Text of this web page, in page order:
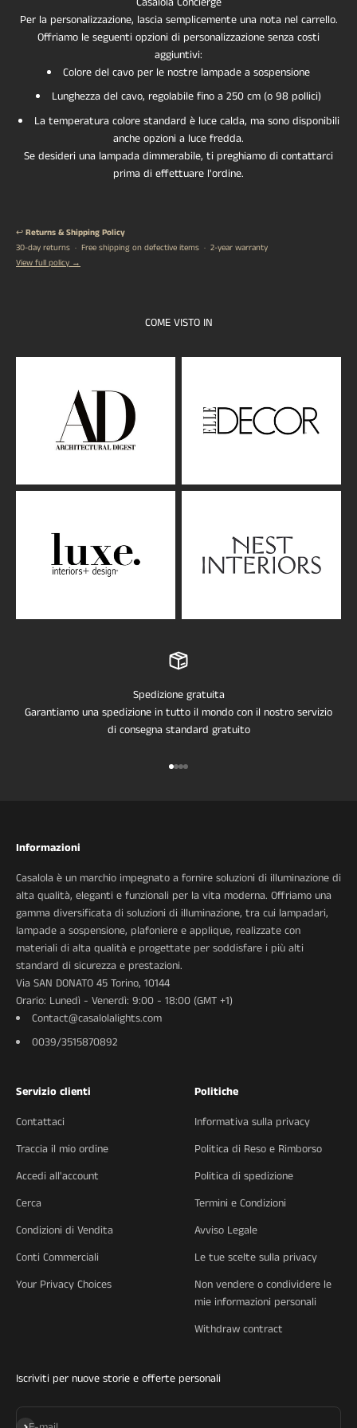
Per la personalizzazione, lascia semplicemente una nota nel carrello.
Offriamo le seguenti opzioni di personalizzazione senza costi
aggiuntivi:
Colore del cavo per le nostre lampade a sospensione
Lunghezza del cavo, regolabile fino a 250 cm (o 98 pollici)
La temperatura colore standard è luce calda, ma sono disponibili
anche opzioni a luce fredda.
Se desideri una lampada dimmerabile, ti preghiamo di contattarci
prima di effettuare l'ordine.
↩️Returns & Shipping Policy
30-day returns · Free shipping on defective items · 2-year warranty
View full policy →
COME VISTO IN
Spedizione gratuita
Garantiamo una spedizione in tutto il mondo con il nostro servizio
di consegna standard gratuito
Vai all'articolo 1
Vai all'articolo 2
Vai all'articolo 3
Vai all'articolo 4
Informazioni
Casalola è un marchio impegnato a fornire soluzioni di illuminazione di
alta qualità, eleganti e funzionali per la vita moderna. Offriamo una
gamma diversificata di soluzioni di illuminazione, tra cui lampadari,
lampade a sospensione, plafoniere e applique, realizzate con
materiali di alta qualità e progettate per soddisfare i più alti
standard di sicurezza e prestazioni.
Via SAN DONATO 45 Torino, 10144
Orario: Lunedì - Venerdì: 9:00 - 18:00 (GMT +1)
Contact@casalolalights.com
0039/3515870892
Servizio clienti
Contattaci
Traccia il mio ordine
Accedi all'account
Cerca
Condizioni di Vendita
Conti Commerciali
Your Privacy Choices
Politiche
Informativa sulla privacy
Politica di Reso e Rimborso
Politica di spedizione
Termini e Condizioni
Avviso Legale
Le tue scelte sulla privacy
Non vendere o condividere le
mie informazioni personali
Withdraw contract
Iscriviti per nuove storie e offerte personali